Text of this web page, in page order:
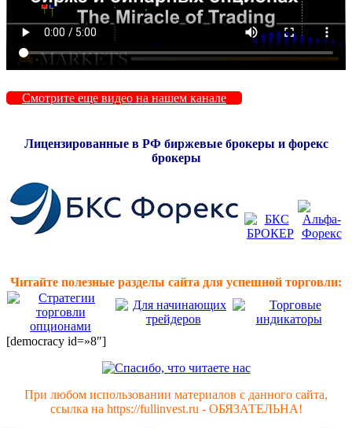
Смотрите еще видео на нашем канале
Лицензированные в РФ биржевые брокеры и форекс
брокеры
Читайте полезные разделы сайта для успешной торговли:
[democracy id=»8″]
При любом использовании материалов с данного сайта,
ссылка на https://fullinvest.ru - ОБЯЗАТЕЛЬНА!